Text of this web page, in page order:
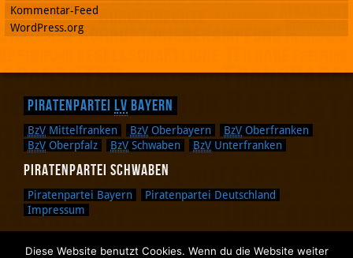
Kommentar-Feed
WordPress.org
Piratenpartei LV Bayern
BzV Mittelfranken BzV Oberbayern BzV Oberfranken
BzV Oberpfalz BzV Schwaben BzV Unterfranken
Piratenpartei Schwaben
Piratenpartei Bayern
Piratenpartei Deutschland
Impressum
Zurück nach oben.
Diese Website benutzt Cookies. Wenn du die Website weiter